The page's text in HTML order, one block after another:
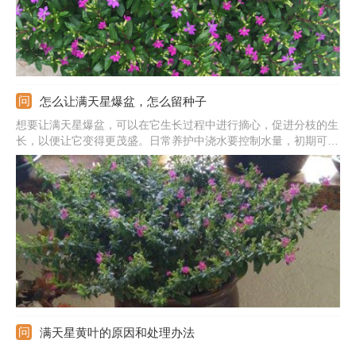
怎么让满天星爆盆，怎么留种子
想要让满天星爆盆，可以在它生长过程中进行摘心，促进分枝的生
长，以便让它变得更茂盛。日常养护中浇水要控制水量，初期可以
适当多浇，长成后就要减少浇水，以免引起植株徒长。另外还要注
意施肥，前期以氮肥为主，后期补充磷钾肥。每天的光照时间不能
低于14小时。开花的时候轻拍，可以将其种子收集起来。
满天星黄叶的原因和处理办法